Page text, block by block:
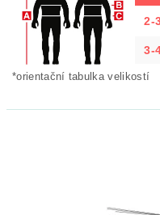
2-
3-
*orientační tabulka velikostí